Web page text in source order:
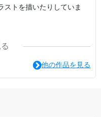
ストを描いたりしていま
ンの無断使用を固く禁
他の作品を見る